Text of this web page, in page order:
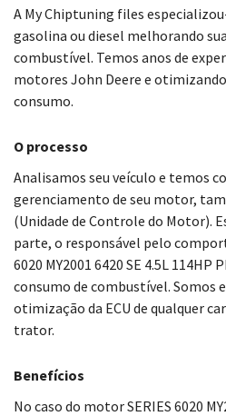
A My Chiptuning files
gasolina ou diesel melhorando
combustível. Temos anos de
motores John Deere e
consumo.
O processo
Analisamos seu veículo e temos
gerenciamento de seu motor,
(Unidade de Controle do Motor).
parte, o responsável pelo
6020 MY2001 6420 SE 4.5L 114HP
consumo de combustível. Somos
otimização da ECU de qualquer
trator.
Benefícios
No caso do motor SERIES 6020